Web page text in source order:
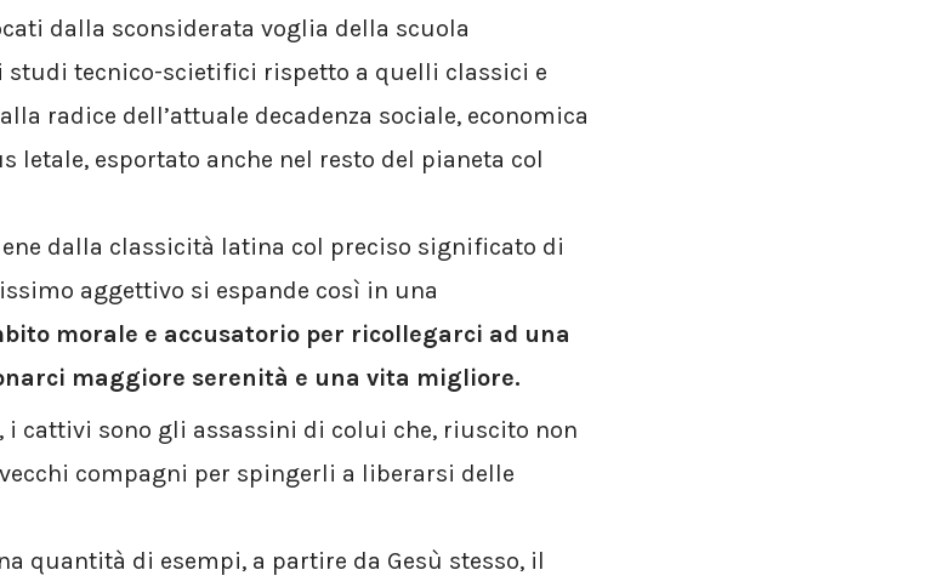
dalla sconsiderata voglia della scuola
tecnico-scietifici rispetto a quelli classici e
radice dell’attuale decadenza sociale, economica
letale, esportato anche nel resto del pianeta col
dalla classicità latina col preciso significato di
aggettivo si espande così in una
morale e accusatorio per ricollegarci ad una
maggiore serenità e una vita migliore.
, i cattivi sono gli assassini di colui che, riuscito non
compagni per spingerli a liberarsi delle
quantità di esempi, a partire da Gesù stesso, il